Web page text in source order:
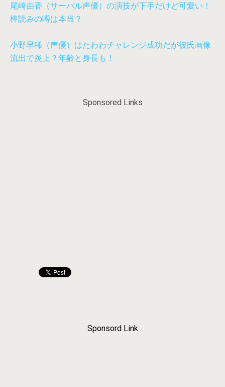
尾崎由香（サーバル声優）の演技が下手だけど可愛い！
棒読みの噂は本当？
小野早稀（声優）はたわわチャレンジ成功だが彼氏画像
流出で炎上？年齢と身長も！
Sponsored Links
Sponsord Link